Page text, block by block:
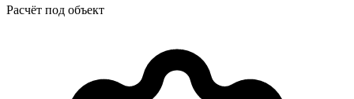
Расчёт под объект